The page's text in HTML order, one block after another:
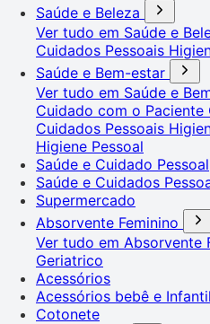
Saúde e Beleza
Ver tudo em Saúde e
Cuidados Pessoais
Saúde e Bem-estar
Ver tudo em Saúde e
Cuidado com o Paciente
Cuidados Pessoais
Higiene Pessoal
Saúde e Cuidado Pessoal
Saúde e Cuidados
Supermercado
Absorvente Feminino
Ver tudo em Absorvente
Geriatrico
Acessórios
Acessórios bebê e Infantil
Cotonete